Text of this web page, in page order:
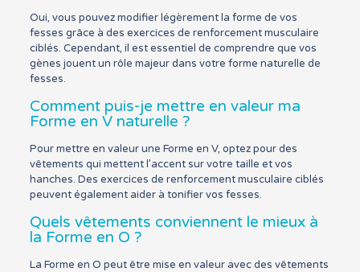
Oui, vous pouvez modifier légèrement la forme de vos
fesses grâce à des exercices de renforcement musculaire
ciblés. Cependant, il est essentiel de comprendre que vos
gènes jouent un rôle majeur dans votre forme naturelle de
fesses.
Comment puis-je mettre en valeur ma
Forme en V naturelle ?
Pour mettre en valeur une Forme en V, optez pour des
vêtements qui mettent l’accent sur votre taille et vos
hanches. Des exercices de renforcement musculaire ciblés
peuvent également aider à tonifier vos fesses.
Quels vêtements conviennent le mieux à
la Forme en O ?
La Forme en O peut être mise en valeur avec des vêtements